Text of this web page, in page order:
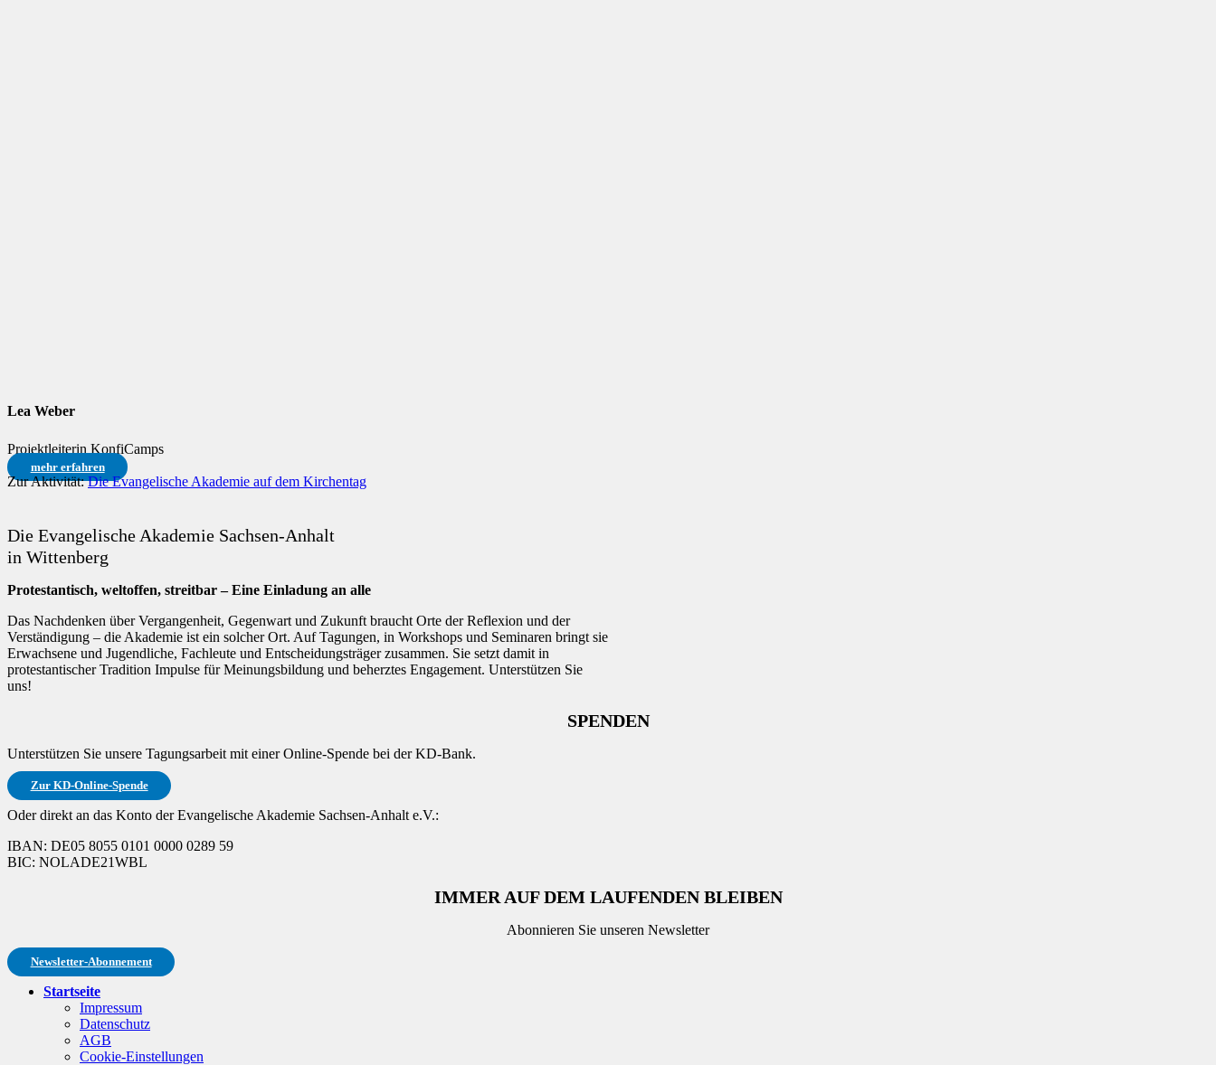
Lea Weber
Projektleiterin KonfiCamps
mehr erfahren
Zur Aktivität:Die Evangelische Akademie auf dem Kirchentag
Die Evangelische Akademie Sachsen-Anhalt
in Wittenberg
Protestantisch, weltoffen, streitbar – Eine Einladung an alle
Das Nachdenken über Vergangenheit, Gegenwart und Zukunft braucht Orte der Reflexion und der
Verständigung – die Akademie ist ein solcher Ort. Auf Tagungen, in Workshops und Seminaren bringt sie
Erwachsene und Jugendliche, Fachleute und Entscheidungsträger zusammen. Sie setzt damit in
protestantischer Tradition Impulse für Meinungsbildung und beherztes Engagement. Unterstützen Sie
uns!
SPENDEN
Unterstützen Sie unsere Tagungsarbeit mit einer Online-Spende bei der KD-Bank.
Zur KD-Online-Spende
Oder direkt an das Konto der Evangelische Akademie Sachsen-Anhalt e.V.:
IBAN: DE05 8055 0101 0000 0289 59
BIC: NOLADE21WBL
IMMER AUF DEM LAUFENDEN BLEIBEN
Abonnieren Sie unseren Newsletter
Newsletter-Abonnement
Startseite
Impressum
Datenschutz
AGB
Cookie-Einstellungen